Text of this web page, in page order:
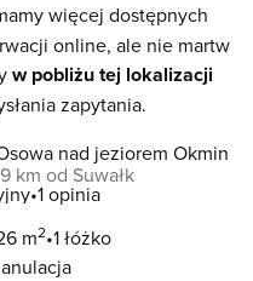
więcej dostępnych
online, ale nie martw
w pobliżu tej lokalizacji
zapytania.
nad jeziorem Okmin
km od Suwałk
1 opinia
m2 1 łóżko